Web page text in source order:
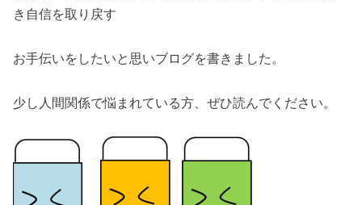
き自信を取り戻す
お手伝いをしたいと思いブログを書きました。
少し人間関係で悩まれている方、ぜひ読んでください。